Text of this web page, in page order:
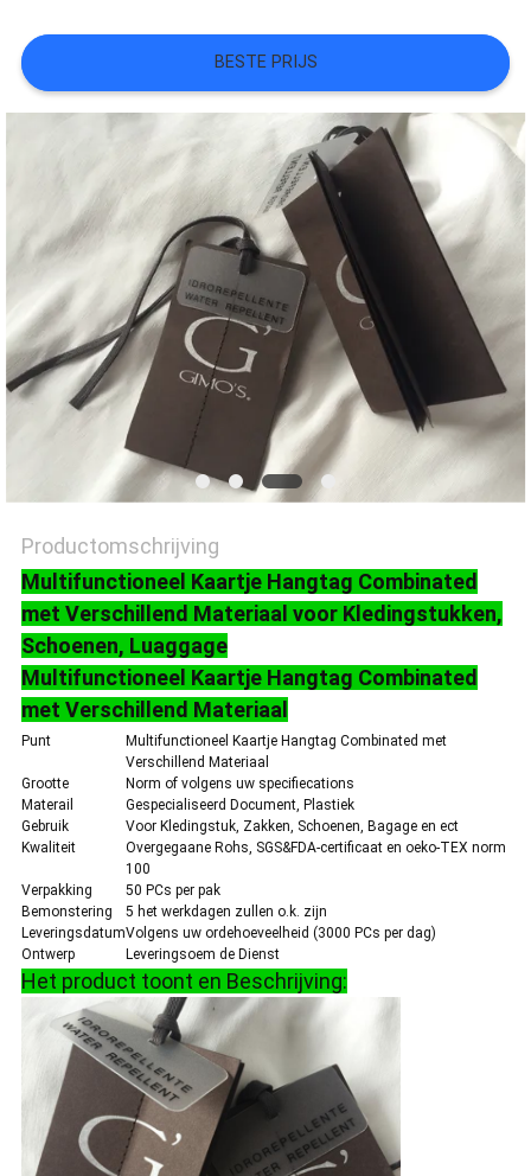
VR
SHOW
SITEMAP
PRIVACYBELEID
BESTE PRIJS
Productomschrijving
Multifunctioneel Kaartje Hangtag Combinated
met Verschillend Materiaal voor Kledingstukken,
Schoenen, Luaggage
Multifunctioneel Kaartje Hangtag Combinated
met Verschillend Materiaal
Punt
Multifunctioneel Kaartje Hangtag Combinated met
Verschillend Materiaal
Grootte
Norm of volgens uw specifiecations
Materail
Gespecialiseerd Document, Plastiek
Gebruik
Voor Kledingstuk, Zakken, Schoenen, Bagage en ect
Kwaliteit
Overgegaane Rohs, SGS&FDA-certificaat en oeko-TEX norm
100
Verpakking
50 PCs per pak
Bemonstering
5 het werkdagen zullen o.k. zijn
LeveringsdatumVolgens uw ordehoeveelheid (3000 PCs per dag)
Ontwerp
Leveringsoem de Dienst
Het product toont en Beschrijving: